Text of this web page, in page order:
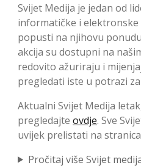
Svijet Medija je jedan od
informatičke i
popusti na njihovu
akcija su dostupni na
redovito ažuriraju i
pregledati iste u potrazi
Aktualni Svijet Medija
pregledajte ovdje. Sve
uvijek prelistati na
Pročitaj više Svijet